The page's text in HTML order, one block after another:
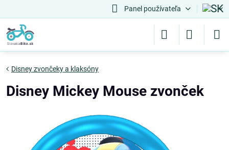
Panel používateľa
Disney zvončeky a klaksóny
Disney Mickey Mouse zvonček